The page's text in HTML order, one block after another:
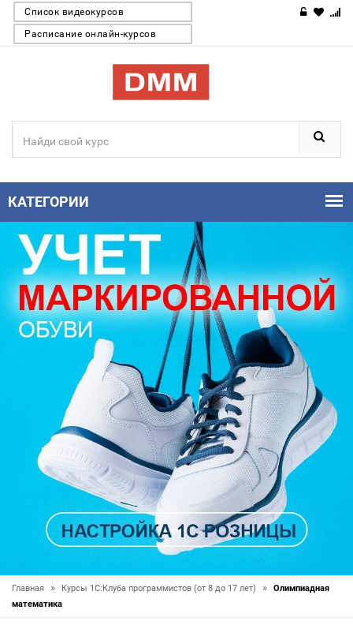
Список видеокурсов
Расписание онлайн-курсов
КАТЕГОРИИ
Главная » Курсы 1С:Клуба программистов (от 8 до 17 лет) »
Олимпиадная
математика